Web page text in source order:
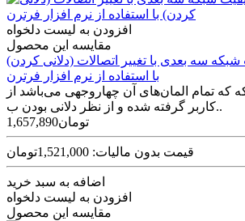
افزودن به لیست دلخواه
مقایسه این محصول
سه بعدی با تغییر اتصالات (دلانی کردن)
با استفاده از نرم افزار فرترن
که تمام المان‌های آن چهاروجهی می‌باشد از
کاربر گرفته شده و از نظر دلانی بودن ب..
1,657,890تومان
قیمت بدون مالیات: 1,521,000تومان
اضافه به سبد خرید
افزودن به لیست دلخواه
مقایسه این محصول